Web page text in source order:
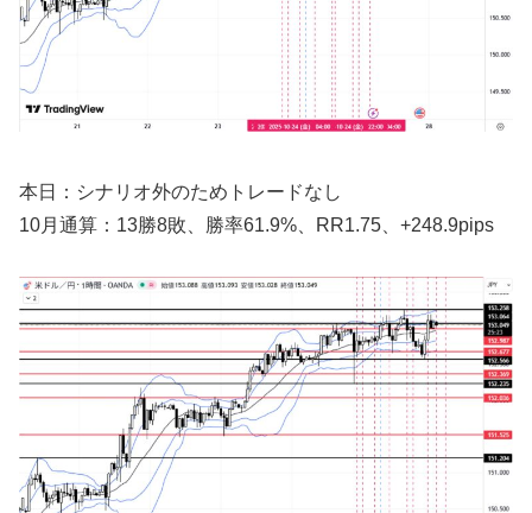
本日：シナリオ外のためトレードなし
10月通算：13勝8敗、勝率61.9%、RR1.75、+248.9pips